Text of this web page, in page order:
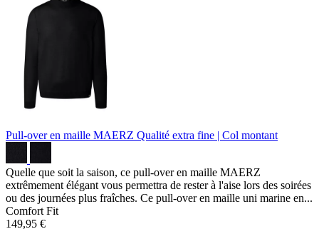
Pull-over en maille MAERZ Qualité extra fine | Col montant
Quelle que soit la saison, ce pull-over en maille MAERZ
extrêmement élégant vous permettra de rester à l'aise lors des soirées
ou des journées plus fraîches. Ce pull-over en maille uni marine en...
Comfort Fit
149,95 €